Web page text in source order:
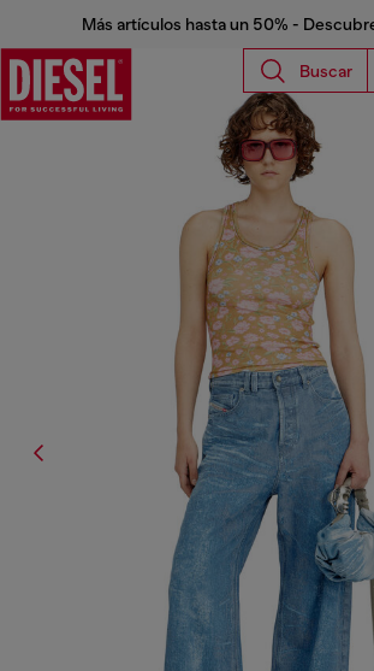
Más artículos hasta un 50% -
Buscar